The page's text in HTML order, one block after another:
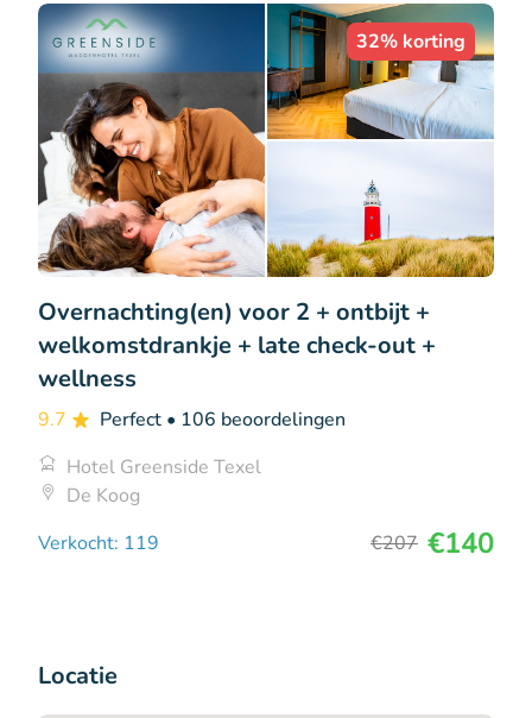
32% korting
Overnachting(en) voor 2 + ontbijt +
welkomstdrankje + late check-out +
wellness
9.7 Perfect • 106 beoordelingen
Hotel Greenside Texel
De Koog
Verkocht: 119
€207 €140
Locatie